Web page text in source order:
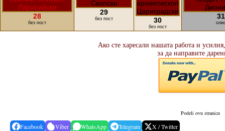
28
без пост
29
без пост 30
без пост
31
Ако сте харесали нашата работа и
за да направите
Podeli ovu stranicu
Facebook Viber WhatsApp Telegram X / Twitter